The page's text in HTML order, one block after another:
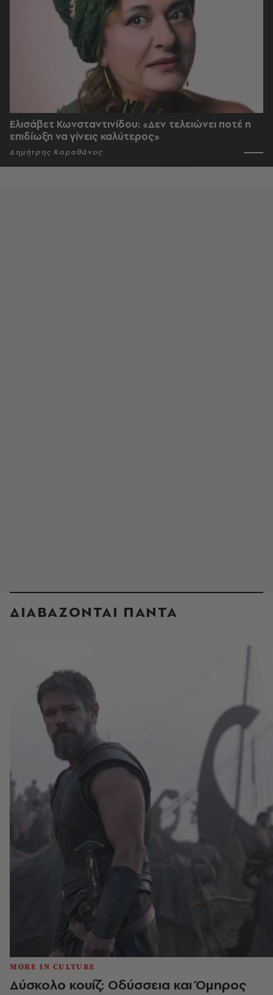
Ελισάβετ Κωνσταντινίδου: «Δεν τελειώνει ποτέ η
επιδίωξη να γίνεις καλύτερος»
Δημήτρης Καραθάνος
ΔΙΑΒΑΖΟΝΤΑΙ ΠΑΝΤΑ
MORE IN CULTURE
Δύσκολο κουίζ: Οδύσσεια και Όμηρος